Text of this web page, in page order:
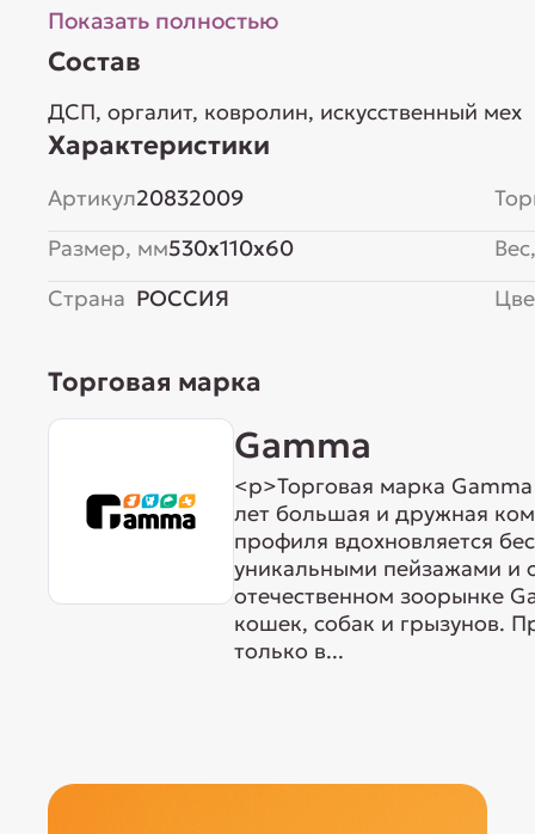
Показать полностью
Состав
ДСП, оргалит, ковролин, искусственный мех
Характеристики
Артикул20832009
Размер, мм530x110x60
Страна РОССИЯ
Торговая марка
Gamma
<p>Торговая марка
лет большая и дружная
профиля вдохновляется
уникальными пейзажами и
отечественном зоорынке
кошек, собак и грызунов.
только в...